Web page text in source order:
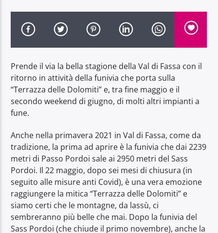
Titolo
Artista
Radio Dolomiti
Prende il via la bella stagione della Val di Fassa con il
ritorno in attività della funivia che porta sulla
“Terrazza delle Dolomiti” e, tra fine maggio e il
secondo weekend di giugno, di molti altri impianti a
fune.
Anche nella primavera 2021 in Val di Fassa, come da
tradizione, la prima ad aprire è la funivia che dai 2239
metri di Passo Pordoi sale ai 2950 metri del Sass
Pordoi. Il 22 maggio, dopo sei mesi di chiusura (in
seguito alle misure anti Covid), è una vera emozione
raggiungere la mitica “Terrazza delle Dolomiti” e
siamo certi che le montagne, da lassù, ci
sembreranno più belle che mai. Dopo la funivia del
Sass Pordoi (che chiude il primo novembre), anche la